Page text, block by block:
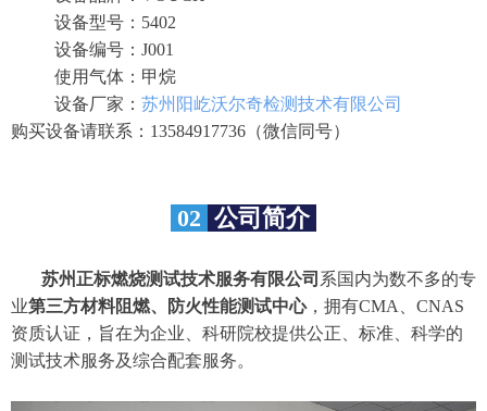
设备型号：5402
设备编号：J001
使用气体：甲烷
设备厂家： 苏州阳屹沃尔奇检测技术有限公司
购买设备请联系：13584917736（微信同号）
02 公司简介
苏州正标燃烧测试技术服务有限公司 系国内为数不多的专
业第三方材料阻燃、防火性能测试中心，拥有CMA、CNAS
资质认证，旨在为企业、科研院校提供公正、标准、科学的
测试技术服务及综合配套服务。